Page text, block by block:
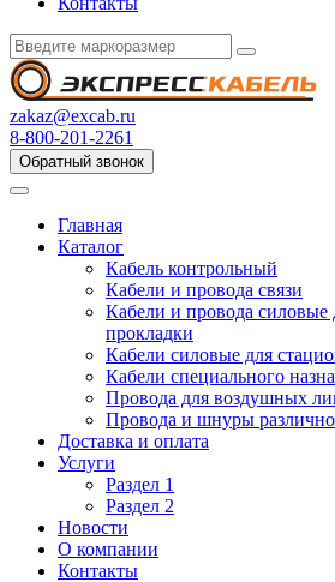
zakaz@excab.ru
8-800-201-2261
Обратный звонок
Главная
Каталог
Кабель контрольный
Кабели и провода связи
Кабели и провода силовые
прокладки
Кабели силовые для
Кабели специального
Провода для воздушных
Провода и шнуры
Доставка и оплата
Услуги
Раздел 1
Раздел 2
Новости
О компании
Контакты